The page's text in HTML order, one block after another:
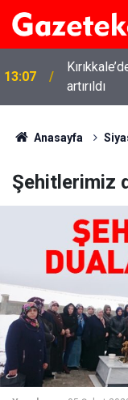
13:07
artırıldı
Anasayfa
Şehitlerimiz